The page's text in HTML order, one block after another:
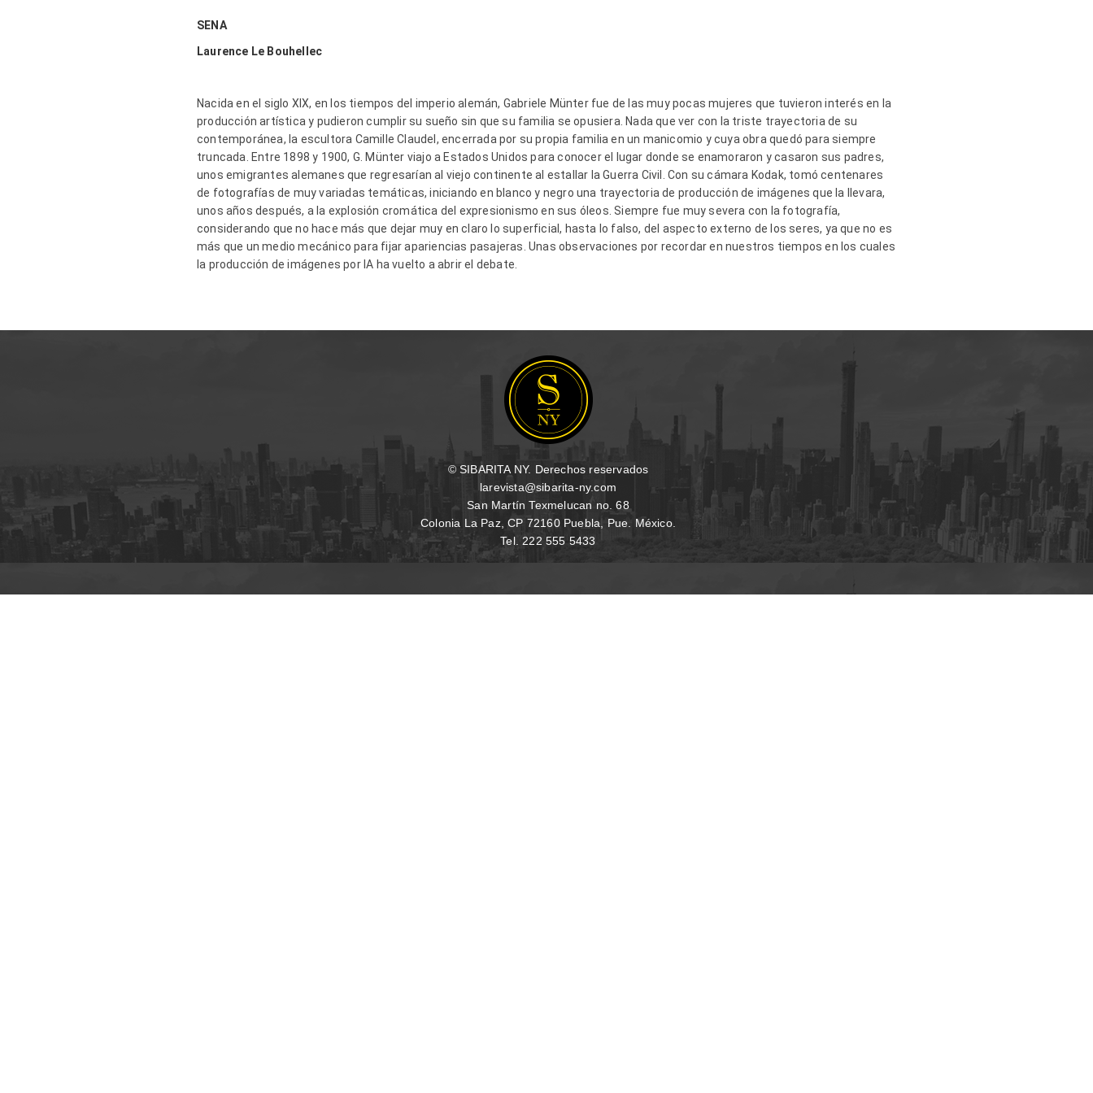
SENA
Laurence Le Bouhellec
Nacida en el siglo XIX, en los tiempos del imperio alemán, Gabriele Münterfue de lasmuypocas mujeres que tuvieron interés en la
producción artística y pudieron cumplir su sueño sin que su familia se opusiera. Nada que ver con la triste trayectoria de su
contemporánea, la escultora Camille Claudel,encerrada por su propia familia en un manicomio y cuya obra quedó para siempre
truncada. Entre 1898 y 1900, G. Münter viajo a Estados Unidos para conocer el lugar donde se enamoraron y casaron sus padres,
unos emigrantes alemanes que regresarían al viejo continente al estallar la Guerra Civil. Con su cámara Kodak, tomó centenares
de fotografías de muy variadas temáticas, iniciando en blanco y negro una trayectoria de producción de imágenes que la llevara,
unos años después, a la explosión cromática del expresionismo en sus óleos. Siempre fue muy severa con la fotografía,
considerando queno hace más que dejar muy en claro lo superficial, hasta lo falso, de l aspecto externo de los seres, ya que no es
más que un medio mecánico para fijar apariencias pasajeras.Unas observaciones por recordar en nuestros tiempos en los cuales
la producción de imágenes por IA ha vuelto a abrir el debate.
© SIBARITA NY. Derechos reservados
larevista@sibarita-ny.com
San Martín Texmelucan no. 68
Colonia La Paz, CP 72160 Puebla, Pue. México.
Tel. 222 555 5433